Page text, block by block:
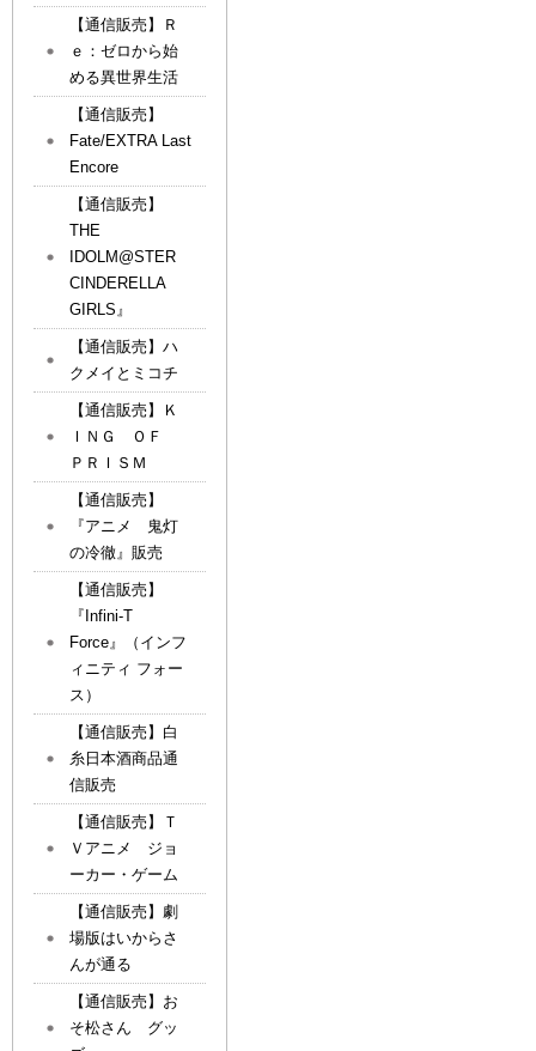
【通信販売】Ｒ
ｅ：ゼロから始
める異世界生活
【通信販売】
Fate/EXTRA Last
Encore
【通信販売】
THE
IDOLM@STER
CINDERELLA
GIRLS』
【通信販売】ハ
クメイとミコチ
【通信販売】Ｋ
ＩＮＧ ＯＦ
ＰＲＩＳＭ
【通信販売】
『アニメ 鬼灯
の冷徹』販売
【通信販売】
『Infini-T
Force』（インフ
ィニティ フォー
ス）
【通信販売】白
糸日本酒商品通
信販売
【通信販売】Ｔ
Ｖアニメ ジョ
ーカー・ゲーム
【通信販売】劇
場版はいからさ
んが通る
【通信販売】お
そ松さん グッ